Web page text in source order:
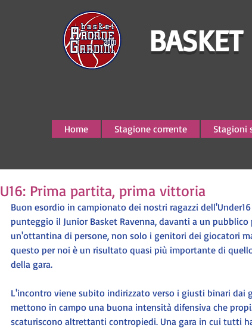
Home Stagione corrente Stagioni
U16: Prima partita, prima vittoria
Buon esordio in campionato dei nostri ragazzi
punteggio il Junior Basket Ravenna, davanti a un
un'ottantina di persone, non solo i genitori dei giocatori
questo per noi è un risultato quasi più importante di
della gara.
L'incontro viene subito indirizzato verso i giusti binari dai
mettono in campo una buona intensità difensiva che
scaturiscono altrettanti contropiedi. Una gara in cui tutti